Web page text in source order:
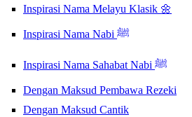
Inspirasi Nama Melayu Klasik 🌼
Inspirasi Nama Nabi ﷺ
Inspirasi Nama Sahabat Nabi ﷺ
Dengan Maksud Pembawa Rezeki
Dengan Maksud Cantik